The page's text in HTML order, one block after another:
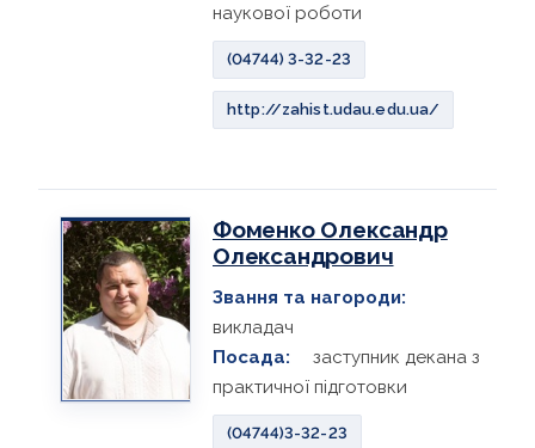
наукової роботи
(04744) 3-32-23
http://zahist.udau.edu.ua/
Фоменко Олександр
Олександрович
Звання та нагороди:
викладач
Посада:
заступник декана з
практичної підготовки
(04744)3-32-23